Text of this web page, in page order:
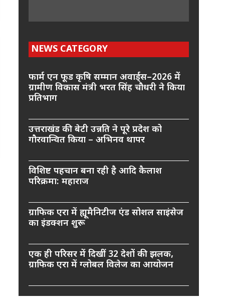
NEWS CATEGORY
फार्म एन फूड कृषि सम्मान अवार्ड्स–2026 में
ग्रामीण विकास मंत्री भरत सिंह चौधरी ने किया
प्रतिभाग
उत्तराखंड की बेटी उन्नति ने पूरे प्रदेश को
गौरवान्वित किया – अभिनव थापर
विशिष्ट पहचान बना रही है आदि कैलाश
परिक्रमा: महाराज
ग्राफिक एरा में ह्यूमैनिटीज एंड सोशल साइंसेज
का इंडक्शन शुरू
एक ही परिसर में दिखीं 32 देशों की झलक,
ग्राफिक एरा में ग्लोबल विलेज का आयोजन